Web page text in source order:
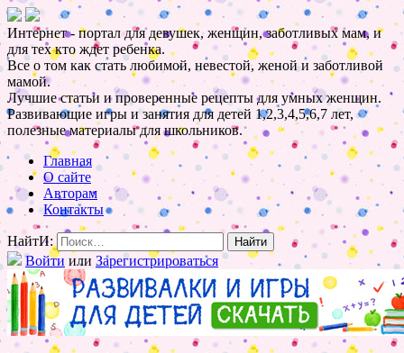
Интернет - портал для девушек, женщин, заботливых мам, и
для тех кто ждет ребенка.
Все о том как стать любимой, невестой, женой и заботливой
мамой.
Лучшие статьи и проверенные рецепты для умных женщин.
Развивающие игры и занятия для детей 1,2,3,4,5,6,7 лет,
полезные материалы для школьников.
Главная
О сайте
Авторам
Контакты
НайтИ:
Войти или Зарегистрироваться